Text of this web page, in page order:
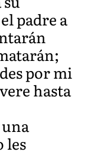
padre a
por mi
hasta
les